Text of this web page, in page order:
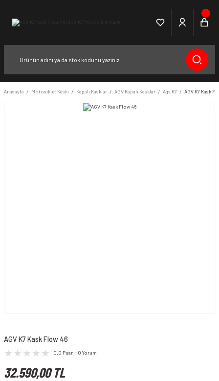
Anasayfa Motosiklet Kaskı Kapalı Kasklar AGV Kapalı Kasklar Agv K7 AGV K7 Kask
AGV K7 Kask Flow 46
0.0 Puan - 0 Yorum
32.590,00 TL